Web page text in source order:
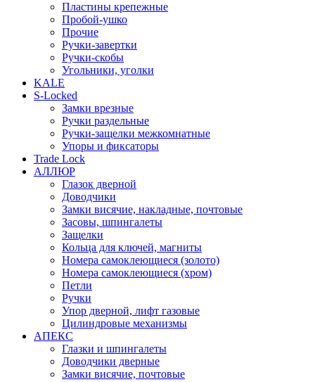
Пластины крепежные
Пробой-ушко
Прочие
Ручки-завертки
Ручки-скобы
Угольники, уголки
KALE
S-Locked
Замки врезные
Ручки раздельные
Ручки-защелки межкомнатные
Упоры и фиксаторы
Trade Lock
АЛЛЮР
Глазок дверной
Доводчики
Замки висячие, накладные, почтовые
Засовы, шпингалеты
Защелки
Кольца для ключей, магниты
Номера самоклеющиеся (золото)
Номера самоклеющиеся (хром)
Петли
Ручки
Упор дверной, лифт газовые
Цилиндровые механизмы
АПЕКС
Глазки и шпингалеты
Доводчики дверные
Замки висячие, почтовые